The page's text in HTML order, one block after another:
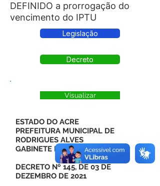
DEFINIDO a prorrogação do
vencimento do IPTU
Legislação
Decreto
Visualizar
ESTADO DO ACRE
PREFEITURA MUNICIPAL DE
RODRIGUES ALVES
GABINETE DO PREFEITO
DECRETO Nº 145, DE 03 DE
DEZEMBRO DE 2021